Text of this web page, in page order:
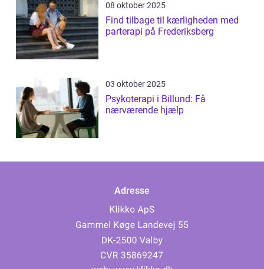
08 oktober 2025
Find tilbage til kærligheden med
parterapi på Frederiksberg
03 oktober 2025
Psykoterapi i Billund: Få
nærværende hjælp
Adresse